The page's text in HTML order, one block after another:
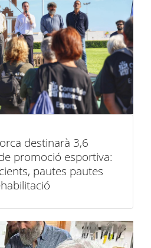
destinarà 3,6
promoció esportiva:
pautes pautes